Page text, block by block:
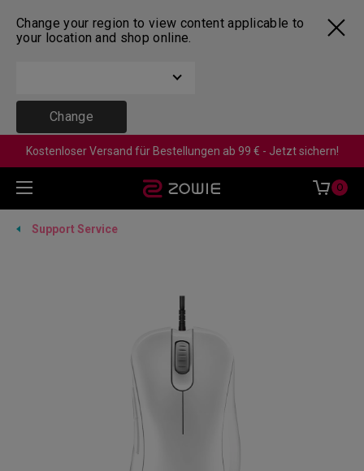
Change your region to view content applicable to
your location and shop online.
Change
Kostenloser Versand für Bestellungen ab 99 € - Jetzt sichern!
0
Support Service